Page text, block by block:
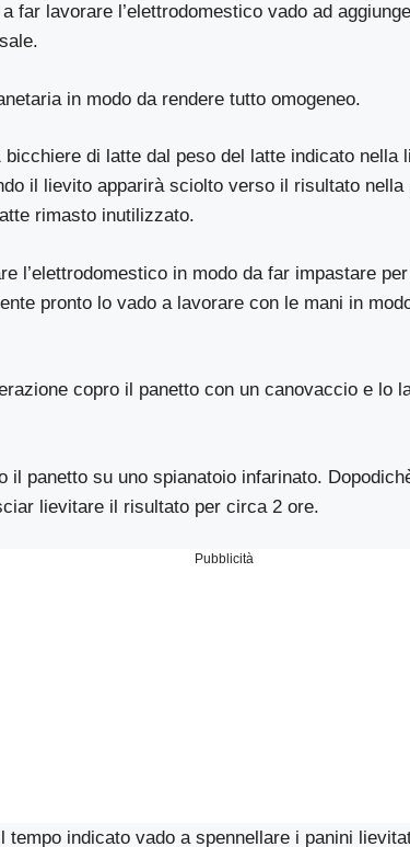
far lavorare l’elettrodomestico vado ad
in modo da rendere tutto omogeneo.
bicchiere di latte dal peso del latte indicato
il lievito apparirà sciolto verso il risultato nella
rimasto inutilizzato.
l’elettrodomestico in modo da far impastare
pronto lo vado a lavorare con le mani in
copro il panetto con un canovaccio e lo
il panetto su uno spianatoio infarinato.
lievitare il risultato per circa 2 ore.
Pubblicità
tempo indicato vado a spennellare i panini